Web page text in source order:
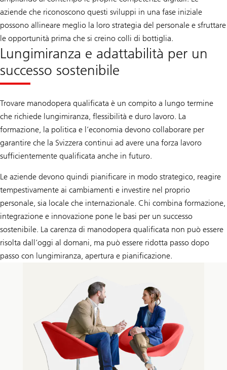
aziende che riconoscono questi sviluppi in una fase iniziale
possono allineare meglio la loro strategia del personale e sfruttare
le opportunità prima che si creino colli di bottiglia.
Lungimiranza e adattabilità per un
successo sostenibile
Trovare manodopera qualificata è un compito a lungo termine
che richiede lungimiranza, flessibilità e duro lavoro. La
formazione, la politica e l’economia devono collaborare per
garantire che la Svizzera continui ad avere una forza lavoro
sufficientemente qualificata anche in futuro.
Le aziende devono quindi pianificare in modo strategico, reagire
tempestivamente ai cambiamenti e investire nel proprio
personale, sia locale che internazionale. Chi combina formazione,
integrazione e innovazione pone le basi per un successo
sostenibile. La carenza di manodopera qualificata non può essere
risolta dall’oggi al domani, ma può essere ridotta passo dopo
passo con lungimiranza, apertura e pianificazione.